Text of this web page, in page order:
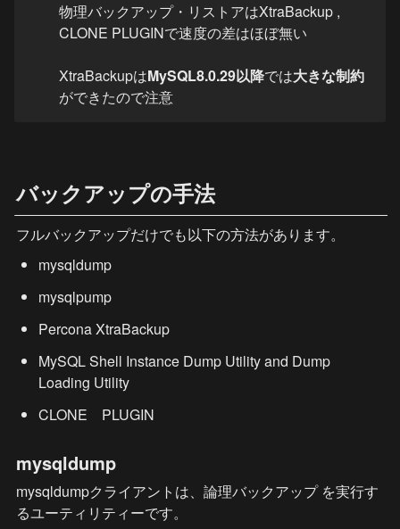
物理バックアップ・リストアはXtraBackup ,
CLONE PLUGINで速度の差はほぼ無い
XtraBackupはMySQL8.0.29以降では大きな制約
ができたので注意
バックアップの手法
フルバックアップだけでも以下の方法があります。
mysqldump
mysqlpump
Percona XtraBackup
MySQL Shell Instance Dump Utility and Dump
Loading Utility
CLONE　PLUGIN
mysqldump
mysqldumpクライアントは、論理バックアップ を実行す
るユーティリティーです。